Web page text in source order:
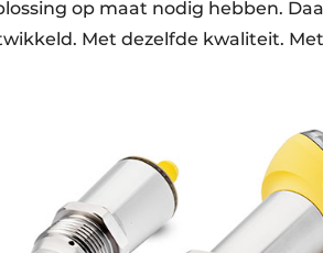
op maat nodig hebben.
Met dezelfde kwaliteit.